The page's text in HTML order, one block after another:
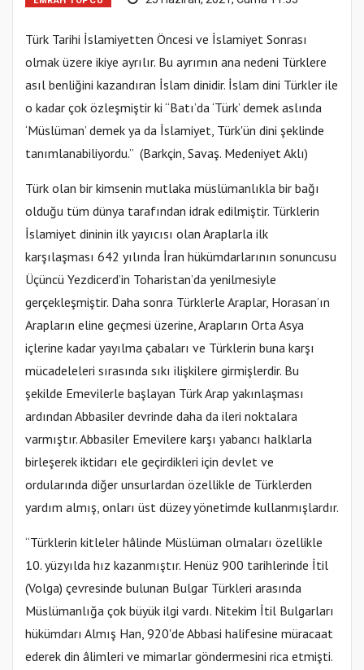
Türk Tarihi İslamiyetten Öncesi ve İslamiyet Sonrası
olmak üzere ikiye ayrılır. Bu ayrımın ana nedeni Türklere
asıl benliğini kazandıran İslam dinidir. İslam dini Türkler ile
o kadar çok özleşmiştir ki “Batı’da ‘Türk’ demek aslında
‘Müslüman’ demek ya da İslamiyet, Türk'ün dini şeklinde
tanımlanabiliyordu.” (Barkçin, Savaş. Medeniyet Aklı)
Türk olan bir kimsenin mutlaka müslümanlıkla bir bağı
olduğu tüm dünya tarafından idrak edilmiştir. Türklerin
İslamiyet dininin ilk yayıcısı olan Araplarla ilk
karşılaşması 642 yılında İran hükümdarlarının sonuncusu
Üçüncü Yezdicerd’in Toharistan’da yenilmesiyle
gerçekleşmiştir. Daha sonra Türklerle Araplar, Horasan’ın
Arapların eline geçmesi üzerine, Arapların Orta Asya
içlerine kadar yayılma çabaları ve Türklerin buna karşı
mücadeleleri sırasında sıkı ilişkilere girmişlerdir. Bu
şekilde Emevilerle başlayan Türk Arap yakınlaşması
ardından Abbasiler devrinde daha da ileri noktalara
varmıştır. Abbasiler Emevilere karşı yabancı halklarla
birleşerek iktidarı ele geçirdikleri için devlet ve
ordularında diğer unsurlardan özellikle de Türklerden
yardım almış, onları üst düzey yönetimde kullanmışlardır.
“Türklerin kitleler hâlinde Müslüman olmaları özellikle
10. yüzyılda hız kazanmıştır. Henüz 900 tarihlerinde İtil
(Volga) çevresinde bulunan Bulgar Türkleri arasında
Müslümanlığa çok büyük ilgi vardı. Nitekim İtil Bulgarları
hükümdarı Almış Han, 920'de Abbasi halifesine müracaat
ederek din âlimleri ve mimarlar göndermesini rica etmişti.